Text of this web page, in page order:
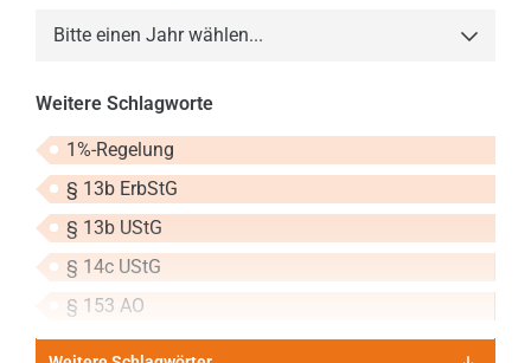
Bitte einen Jahr wählen...
2015
2016
2017
2018
2019
Weitere Schlagworte
1%-Regelung
§ 13b ErbStG
§ 13b UStG
§ 14c UStG
§ 153 AO